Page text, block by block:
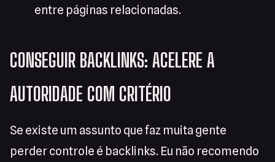
entre páginas relacionadas.
CONSEGUIR BACKLINKS: ACELERE A
AUTORIDADE COM CRITÉRIO
Se existe um assunto que faz muita gente
perder controle é backlinks. Eu não recomendo